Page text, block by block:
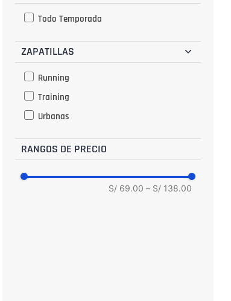
40.5
43.5
Todo Temporada
ZAPATILLAS
Running
Training
Urbanas
RANGOS DE PRECIO
S/ 69.00 – S/ 138.00